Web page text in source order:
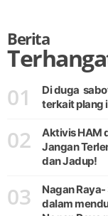
Berita
01
Di duga
terkait plang
02
Aktivis HAM
Jangan
dan Jadup!
03
Nagan
dalam